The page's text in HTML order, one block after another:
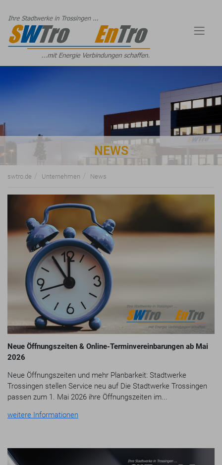
NEWS
swtro.de Unternehmen News
Neue Öffnungszeiten & Online-Terminvereinbarungen ab Mai
2026
Neue Öffnungszeiten und mehr Planbarkeit: Stadtwerke
Trossingen stellen Service neu auf Die Stadtwerke Trossingen
passen zum 1. Mai 2026 ihre Öffnungszeiten im...
weitere Informationen